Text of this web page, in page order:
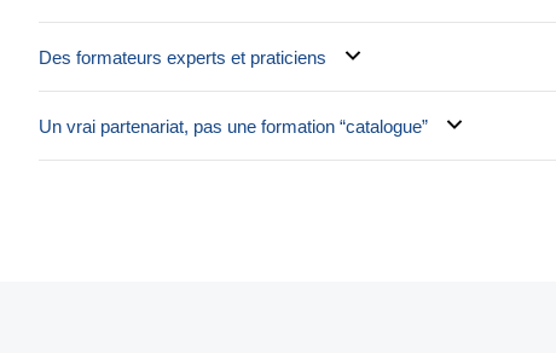
Des formateurs experts et praticiens
Un vrai partenariat, pas une formation “catalogue”